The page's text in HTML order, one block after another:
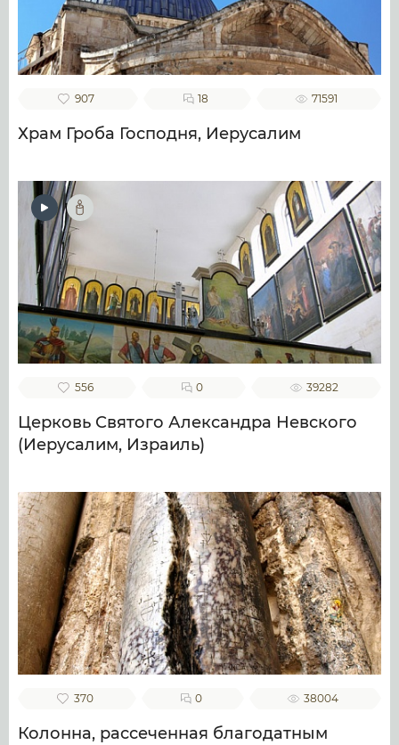
907 18 71591
Храм Гроба Господня, Иерусалим
556 0 39282
Церковь Святого Александра Невского
(Иерусалим, Израиль)
370 0 38004
Колонна, рассеченная благодатным